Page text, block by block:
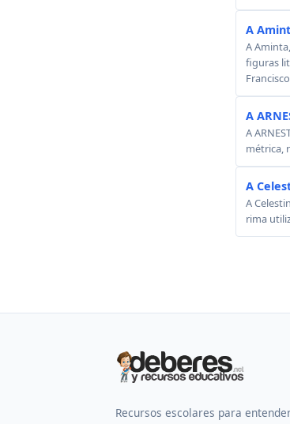
A
A
figuras
A
A
métrica,
A
A
rima
Recursos escolares para